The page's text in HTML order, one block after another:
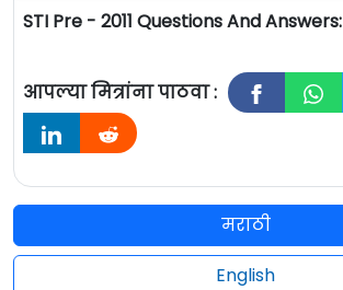
STI Pre - 2011 Questions And Answers:
आपल्या मित्रांना पाठवा :
मराठी
English